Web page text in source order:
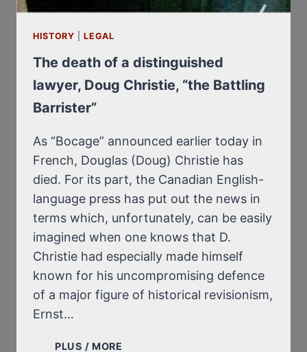
FAR,
FACE
A
JEWISH
TERRORISM
HISTORY |LEGAL
The death of a distinguished
lawyer, Doug Christie, “the Battling
Barrister”
As “Bocage” announced earlier today in
French, Douglas (Doug) Christie has
died. For its part, the Canadian English-
language press has put out the news in
terms which, unfortunately, can be easily
imagined when one knows that D.
Christie had especially made himself
known for his uncompromising defence
of a major figure of historical revisionism,
Ernst…
PLUS / MORE